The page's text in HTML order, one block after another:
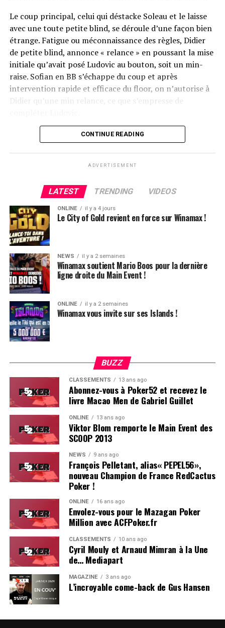
Le coup principal, celui qui déstacke Soleau et le laisse
avec une toute petite blind, se déroule d’une façon bien
étrange. Fatigue ou méconnaissance des règles, Didier
de petite blind, annonce « relance » en poussant la mise
initiale qu’avait posé Ludovic au bouton, soit un min-
raise. Sofian en BB s’échappe du coup et après
intervention rapide et efficace du floor, on n’autorise à
Didier qu’une min relance, ce que s’empresse de
Flop QJ4. All-in de Ludovic et insta call de Logghe, avec
peine une BB, qu’il perdra le coup suivant contre le
même adversaire.
Ludovic Soleau sort donc à la troisième place, pour un
joli gain de 15720€ !
Place au heads-up final.
Soleau à gauche, sorti par Logghe au centre
CONTINUE READING
ADVERTISEMENT
LATEST TRENDING VIDEOS
ONLINE il y a 4 jours
Le City of Gold revient en force sur Winamax !
NEWS il y a 2 semaines
Winamax soutient Mario Boos pour la dernière
ligne droite du Main Event !
ONLINE il y a 2 semaines
Winamax vous invite sur ses Islands !
BUZZ
CLASSEMENTS 13 ans ago
Abonnez-vous à Poker52 et recevez le
livre Macao Men de Gabriel Guillet
ONLINE 13 ans ago
Viktor Blom remporte le Main Event des
SCOOP 2013
NEWS 9 ans ago
François Pelletant, alias« PEPEL56»,
nouveau Champion de France RedCactus
Poker !
ONLINE 16 ans ago
Envolez-vous pour le Mazagan Poker
Million avec ACFPoker.fr
CLASSEMENTS 10 ans ago
Cyril Mouly et Arnaud Mimran à la Une
de… Mediapart
MAGAZINE 3 ans ago
L’incroyable come-back de Gus Hansen